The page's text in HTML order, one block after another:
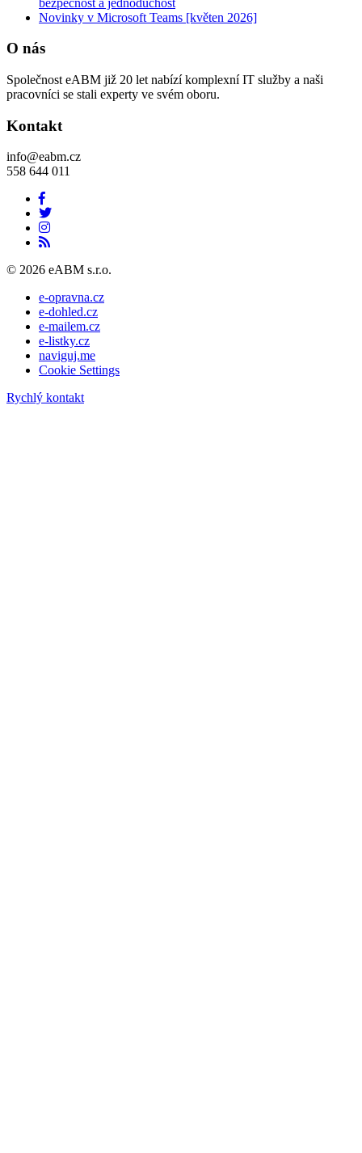
Novinky v Microsoft Teams [květen 2026]
O nás
Společnost eABM již 20 let nabízí komplexní IT služby a naši
pracovníci se stali experty ve svém oboru.
Kontakt
info@eabm.cz
558 644 011
© 2026 eABM s.r.o.
e-opravna.cz
e-dohled.cz
e-mailem.cz
e-listky.cz
naviguj.me
Cookie Settings
Rychlý kontakt